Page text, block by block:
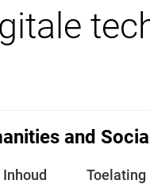
and
Inhoud Toelating